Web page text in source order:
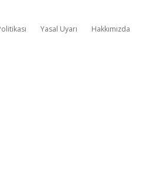
Yasal Uyarı Hakkımızda